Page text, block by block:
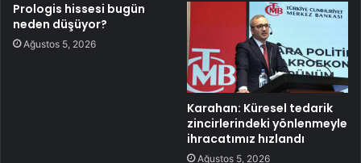
Prologis hissesi bugün
neden düşüyor?
Ağustos 5, 2026
Karahan: Küresel tedarik
zincirlerindeki yönlenmeyle
ihracatımız hızlandı
Ağustos 5, 2026